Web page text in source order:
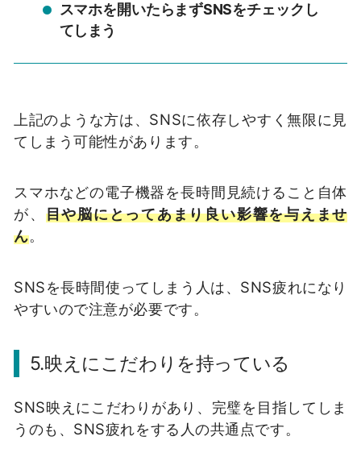
スマホを開いたらまずSNSをチェックし
てしまう
上記のような方は、 SNSに依存しやすく無限に見
てしまう可能性があります。
スマホなどの電子機器を長時間見続けること自体
が、 目や脳にとってあまり良い影響を与えませ
ん。
SNSを長時間使ってしまう人は、 SNS疲れになり
やすいので注意が必要です。
5.映えにこだわりを持っている
SNS映えにこだわりがあり、完璧を目指してしま
うのも、 SNS疲れをする人の共通点です。